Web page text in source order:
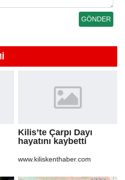
Kilis’te Çarpı Dayı
hayatını kaybetti
www.kiliskenthaber.com